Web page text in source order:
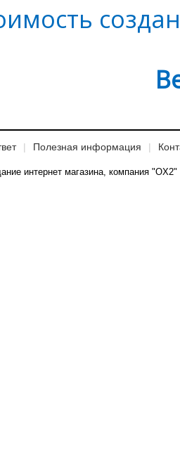
Полезная информация
интернет магазина, компания "OX2"